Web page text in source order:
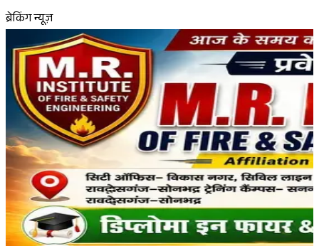
ब्रेकिंग न्यूज़